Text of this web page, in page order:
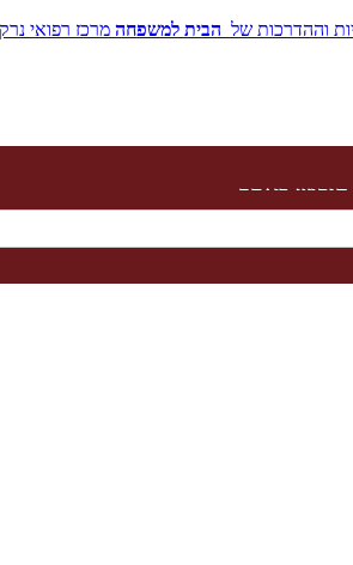
וההדרכות של הבית למשפחה מרכז רפואי
חיפוש באתר